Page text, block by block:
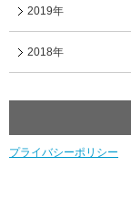
2019年
2018年
プライバシーポリシー